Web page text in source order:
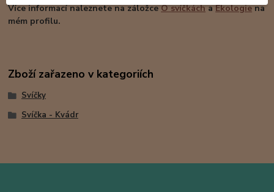
Více informací naleznete na záložceOsvíčkáchaEkologiena
mém profilu.
Zboží zařazeno v kategoriích
Svíčky
Svíčka - Kvádr